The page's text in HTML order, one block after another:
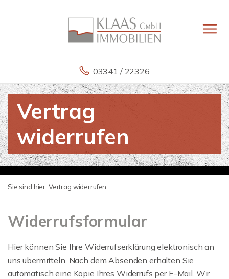
03341 / 22326
Vertrag
widerrufen
Sie sind hier: Vertrag widerrufen
Widerrufsformular
Hier können Sie Ihre Widerrufserklärung elektronisch an
uns übermitteln. Nach dem Absenden erhalten Sie
automatisch eine Kopie Ihres Widerrufs per E-Mail. Wir